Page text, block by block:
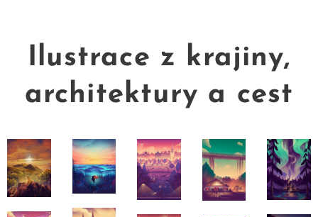
Ilustrace z krajiny,
architektury a cest